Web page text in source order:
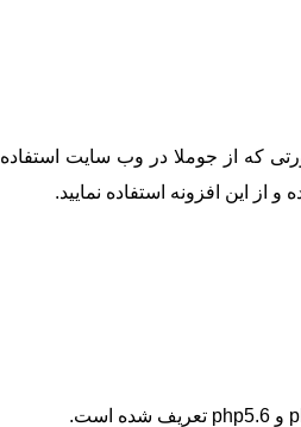
که از جوملا در وب سایت استفاده
این افزونه استفاده نمایید.
و php5.6 تعریف شده است.